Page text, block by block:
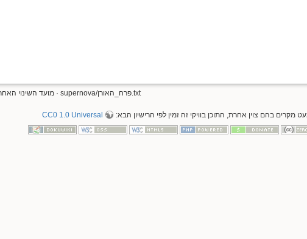
supernova/פרח_האורן.txt · מועד השינוי האחרון: 2013/11/02 18:00 (עריכה
מקרים בהם צוין אחרת, התוכן בוויקי זה זמין לפי הרישיון הבא: CC0 1.0 Universal